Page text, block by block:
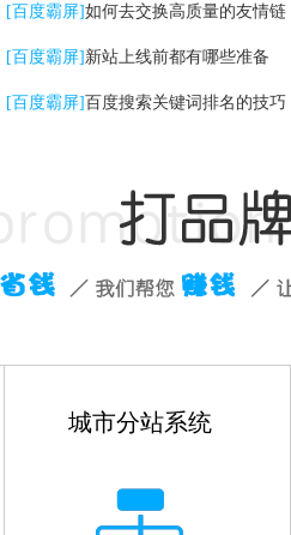
检查工作
[百度霸屏]如何去交换高质量的友情链
接
[百度霸屏] 新站上线前都有哪些准备
[百度霸屏]百度搜索关键词排名的技巧
城市分站系统